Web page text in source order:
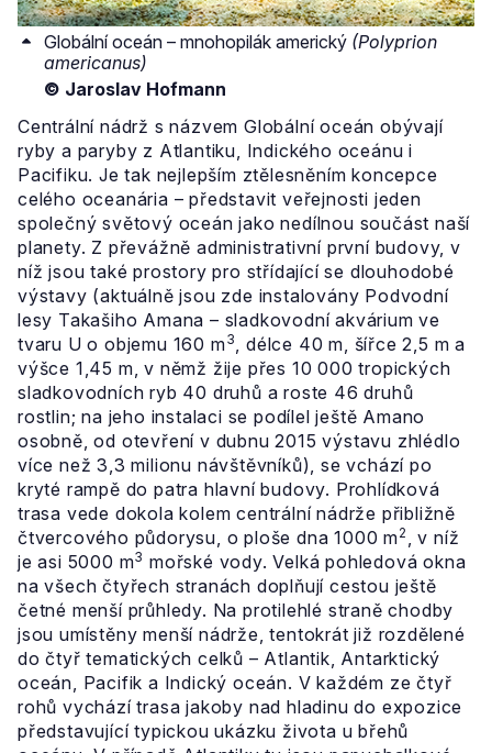
Globální oceán – mnohopilák americký (Polyprion
americanus)
© Jaroslav Hofmann
Centrální nádrž s názvem Globální oceán obývají
ryby a paryby z Atlantiku, Indického oceánu i
Pacifiku. Je tak nejlepším ztělesněním koncepce
celého oceanária – představit veřejnosti jeden
společný světový oceán jako nedílnou součást naší
planety. Z převážně administrativní první budovy, v
níž jsou také prostory pro střídající se dlouhodobé
výstavy (aktuálně jsou zde instalovány Podvodní
lesy Takašiho Amana – sladkovodní akvárium ve
tvaru U o objemu 160 m3, délce 40 m, šířce 2,5 m a
výšce 1,45 m, v němž žije přes 10 000 tropických
sladkovodních ryb 40 druhů a roste 46 druhů
rostlin; na jeho instalaci se podílel ještě Amano
osobně, od otevření v dubnu 2015 výstavu zhlédlo
více než 3,3 milionu návštěvníků), se vchází po
kryté rampě do patra hlavní budovy. Prohlídková
trasa vede dokola kolem centrální nádrže přibližně
čtvercového půdorysu, o ploše dna 1000 m2 , v níž
je asi 5000 m3 mořské vody. Velká pohledová okna
na všech čtyřech stranách doplňují cestou ještě
četné menší průhledy. Na protilehlé straně chodby
jsou umístěny menší nádrže, tentokrát již rozdělené
do čtyř tematických celků – Atlantik, Antarktický
oceán, Pacifik a Indický oceán. V každém ze čtyř
rohů vychází trasa jakoby nad hladinu do expozice
představující typickou ukázku života u břehů